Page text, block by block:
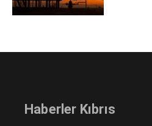
Haberler Kıbrıs